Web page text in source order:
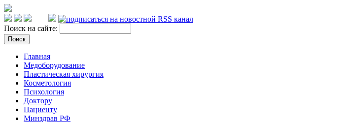
Поиск на сайте:
Главная
Медоборудование
Пластическая хирургия
Косметология
Психология
Доктору
Пациенту
Минздрав РФ